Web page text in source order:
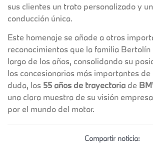
sus clientes un trato personalizado y
conducción única.
Este homenaje se añade a otros
reconocimientos que la familia
largo de los años, consolidando su
los concesionarios más importantes de
duda, los 55 años de trayectoria de
una clara muestra de su visión
por el mundo del motor.
Compartir noticia: